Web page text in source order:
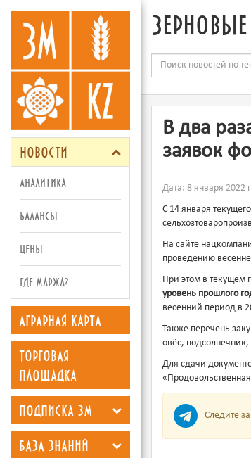
новости
аналитика
балансы
цены
где маржа?
аграрная карта
торговая
площадка
подписка зм
база знаний
В два
заявок
Дата: 8 января 2022
С 14 января
На сайте
проведению
При этом в текущем
уровень прошлого
весенний период в
Также перечень
овёс, подсолнечник,
Для сдачи
Следите